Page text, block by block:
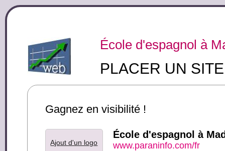
École d'espagnol à
PLACER UN
Gagnez en visibilité !
Ajout d'un logo
École d'espagnol à
www.paraninfo.com/fr